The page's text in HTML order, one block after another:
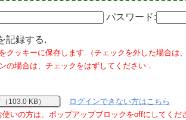
パスワード:
記録する.
クッキーに保存します.（チェックを外した場合は
の場合は、チェックをはずしてください．
103.0 KB）
ログインできない方はこちら
いの方は、ポップアップブロックをoffにしてくだ